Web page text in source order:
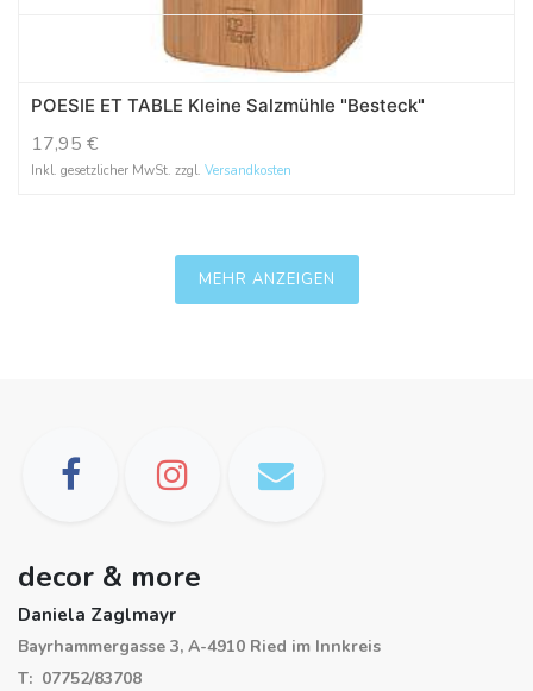
POESIE ET TABLE Kleine Salzmühle "Besteck"
17,95 €
Inkl. gesetzlicher MwSt. zzgl. Versandkosten
MEHR ANZEIGEN
decor & more
Daniela Zaglmayr
Bayrhammergasse 3, A-4910 Ried im Innkreis
T: 07752/83708